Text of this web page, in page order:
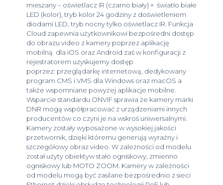
mieszany – oświetlacz IR (czarno biały) + światło białe
LED (kolor), tryb kolor 24 godziny z doświetleniem
diodami LED, tryb nocny tylko oświetlacz IR. Funkcja
Cloud zapewnia użytkownikowi bezpośredni dostęp
do obrazu video z kamery poprzez aplikację
mobilną dla iOS oraz Android zaś w konfiguracji z
rejestratorem uzyskujemy dostęp
poprzez: przeglądarkę internetową, dedykowany
program CMS i VMS dla Windows oraz macOS a
także wspomniane powyżej aplikacje mobilne.
Wsparcie standardu ONVIF sprawia że kamery marki
DNR mogą współpracować z urządzeniami innych
producentów co czyni je na wskroś uniwersalnymi.
Kamery zostały wyposażone w wysokiej jakości
przetwornik, dzięki któremu generują wyraźny i
szczegółowy obraz video. W zależności od modelu
został użyty obiektyw stało ogniskowy, zmienno
ogniskowy lub MOTO ZOOM. Kamery w zależności
od modelu mogą być zasilane bezpośrednio z sieci